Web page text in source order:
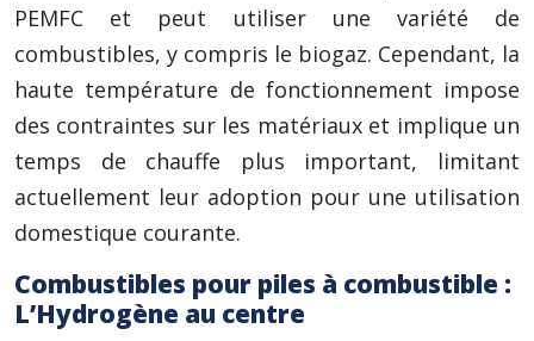
PEMFC et peut utiliser une variété de
combustibles, y compris le biogaz. Cependant, la
haute température de fonctionnement impose
des contraintes sur les matériaux et implique un
temps de chauffe plus important, limitant
actuellement leur adoption pour une utilisation
domestique courante.
Combustibles pour piles à combustible :
L’Hydrogène au centre